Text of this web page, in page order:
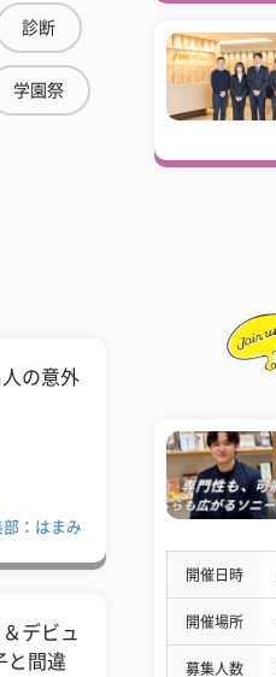
診断
学園祭
の意外
部：はまみ
デビュ
と間違
開催日時
開催場所
募集人数